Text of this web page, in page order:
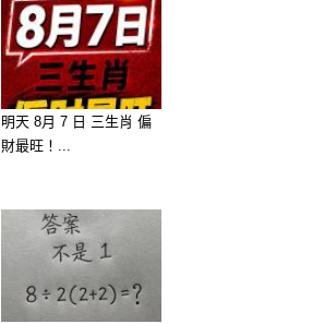
明天 8月 7 日 三生肖 偏
財最旺！...